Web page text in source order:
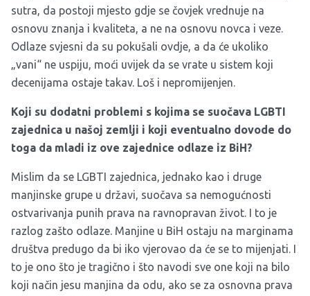
sutra, da postoji mjesto gdje se čovjek vrednuje na
osnovu znanja i kvaliteta, a ne na osnovu novca i veze.
Odlaze svjesni da su pokušali ovdje, a da će ukoliko
„vani“ ne uspiju, moći uvijek da se vrate u sistem koji
decenijama ostaje takav. Loš i nepromijenjen.
Koji su dodatni problemi s kojima se suočava LGBTI
zajednica u našoj zemlji i koji eventualno dovode do
toga da mladi iz ove zajednice odlaze iz BiH?
Mislim da se LGBTI zajednica, jednako kao i druge
manjinske grupe u državi, suočava sa nemogućnosti
ostvarivanja punih prava na ravnopravan život. I to je
razlog zašto odlaze. Manjine u BiH ostaju na marginama
društva predugo da bi iko vjerovao da će se to mijenjati. I
to je ono što je tragično i što navodi sve one koji na bilo
koji način jesu manjina da odu, ako se za osnovna prava